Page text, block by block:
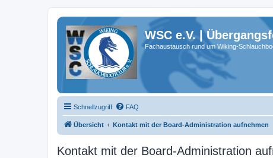
WSC e.V. |
Fachaustausch rund um Wiking-
Schnellzugriff FAQ
Übersicht Kontakt mit der Board-Administration aufnehmen
Kontakt mit der Board-Administration